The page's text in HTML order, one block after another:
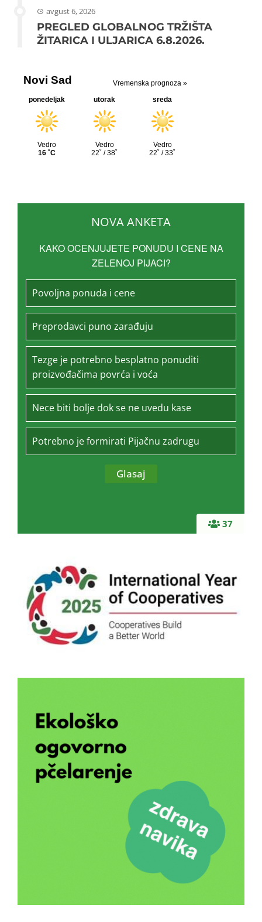
avgust 6, 2026
PREGLED GLOBALNOG TRŽIŠTA
ŽITARICA I ULJARICA 6.8.2026.
37
NOVA ANKETA
KAKO OCENJUJETE PONUDU I CENE NA
ZELENOJ PIJACI?
Povoljna ponuda i cene
Preprodavci puno zarađuju
Tezge je potrebno besplatno ponuditi
proizvođačima povrća i voća
Nece biti bolje dok se ne uvedu kase
Potrebno je formirati Pijačnu zadrugu